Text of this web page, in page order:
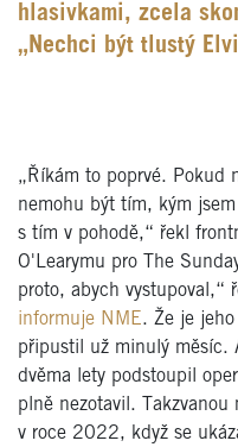
hlasivkami, zcela
„Nechci být tlustý
„Říkám to poprvé. Pokud
nemohu být tím, kým
s tím v pohodě,“ řekl
O'Learymu pro The
proto, abych vystupoval,“
informuje NME . Že je
připustil už minulý měsíc.
dvěma lety podstoupil
plně nezotavil. Takzvanou
v roce 2022, když se